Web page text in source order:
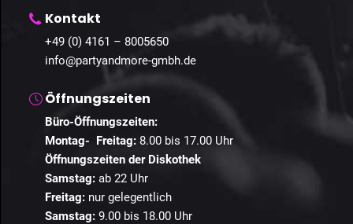
Kontakt
+49 (0) 4161 – 8005650
info@partyandmore-gmbh.de
Öffnungszeiten
Büro-Öffnungszeiten:
Montag- Freitag: 8.00 bis 17.00 Uhr
Öffnungszeiten der Diskothek
Samstag: ab 22 Uhr
Freitag: nur gelegentlich
Samstag: 9.00 bis 18.00 Uhr